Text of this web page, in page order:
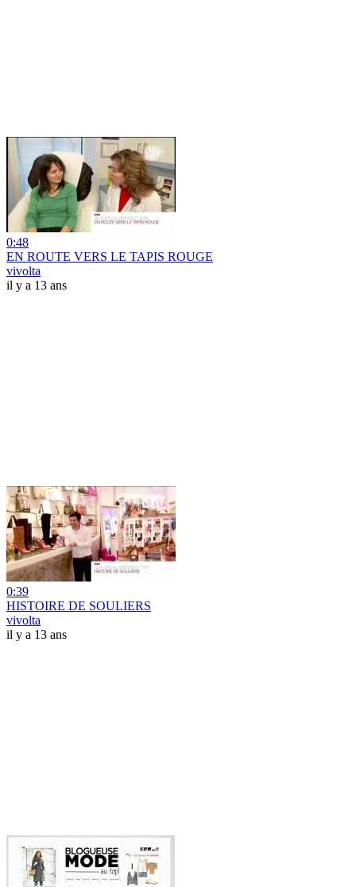
0:48
EN ROUTE VERS LE TAPIS ROUGE
vivolta
il y a 13 ans
0:39
HISTOIRE DE SOULIERS
vivolta
il y a 13 ans